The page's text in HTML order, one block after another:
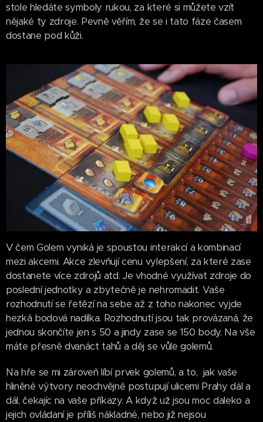
stole hledáte symboly rukou, za které si můžete vzít
nějaké ty zdroje. Pevně věřím, že se i tato fáze časem
dostane pod kůži.
V čem Golem vyniká je spoustou interakcí a kombinací
mezi akcemi. Akce zlevňují cenu vylepšení, za které zase
dostanete více zdrojů atd. Je vhodné využívat zdroje do
poslední jednotky a zbytečně je nehromadit. Vaše
rozhodnutí se řetězí na sebe až z toho nakonec vyjde
hezká bodová nadílka. Rozhodnutí jsou tak provázaná, že
jednou skončíte jen s 50 a jindy zase se 150 body. Na vše
máte přesně dvanáct tahů a děj se vůle golemů.
Na hře se mi zároveň líbí prvek golemů, a to, jak vaše
hliněné výtvory neochvějně postupují ulicemi Prahy dál a
dál, čekajíc na vaše příkazy. A když už jsou moc daleko a
jejich ovládaní je příliš nákladné, nebo již nejsou